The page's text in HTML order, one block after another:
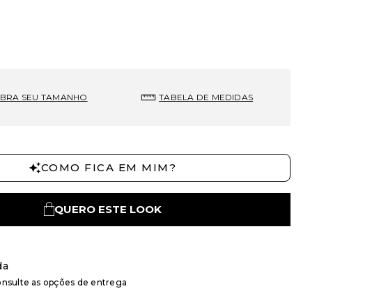
SEU TAMANHO TABELA DE MEDIDAS
COMO FICA EM MIM?
QUERO ESTE LOOK
as opções de entrega